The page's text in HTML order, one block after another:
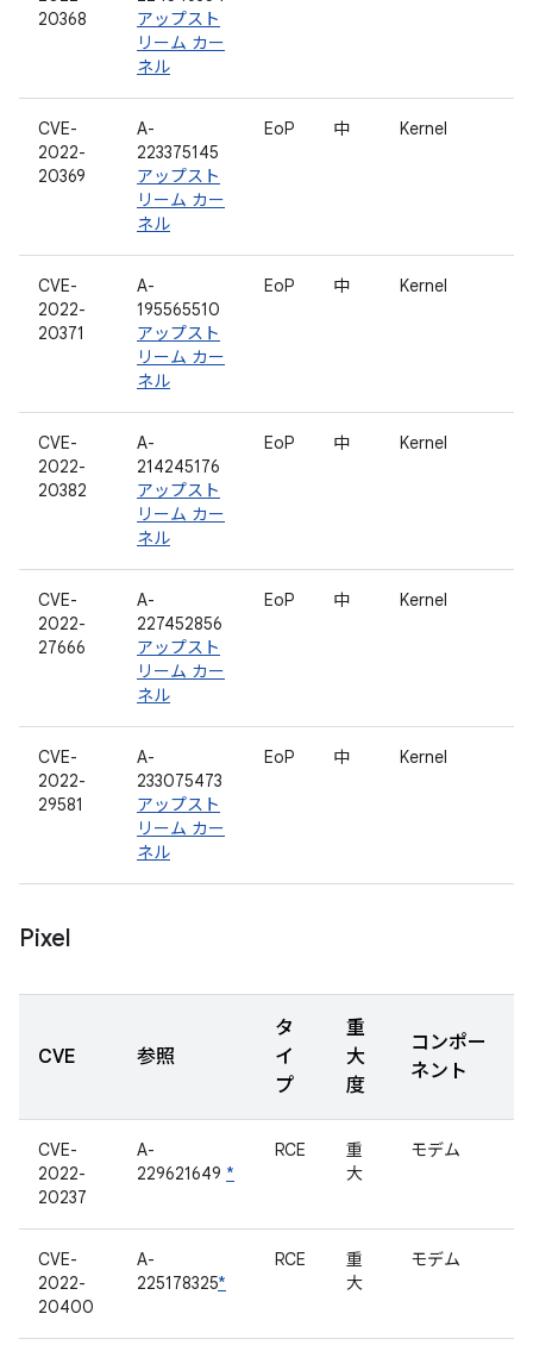
20368
アップスト
リーム カー
ネル
CVE-
2022-
20369
A-
223375145
アップスト
リーム カー
ネル
EoP 中 Kernel
CVE-
2022-
20371
A-
195565510
アップスト
リーム カー
ネル
EoP 中 Kernel
CVE-
2022-
20382
A-
214245176
アップスト
リーム カー
ネル
EoP 中 Kernel
CVE-
2022-
27666
A-
227452856
アップスト
リーム カー
ネル
EoP 中 Kernel
CVE-
2022-
29581
A-
233075473
アップスト
リーム カー
ネル
EoP 中 Kernel
Pixel
CVE 参照
タ
イ
プ
重
大
度
コンポー
ネント
CVE-
2022-
20237
A-
229621649 *
RCE
重
大
モデム
CVE-
2022-
20400
A-
225178325*
RCE
重
大
モデム